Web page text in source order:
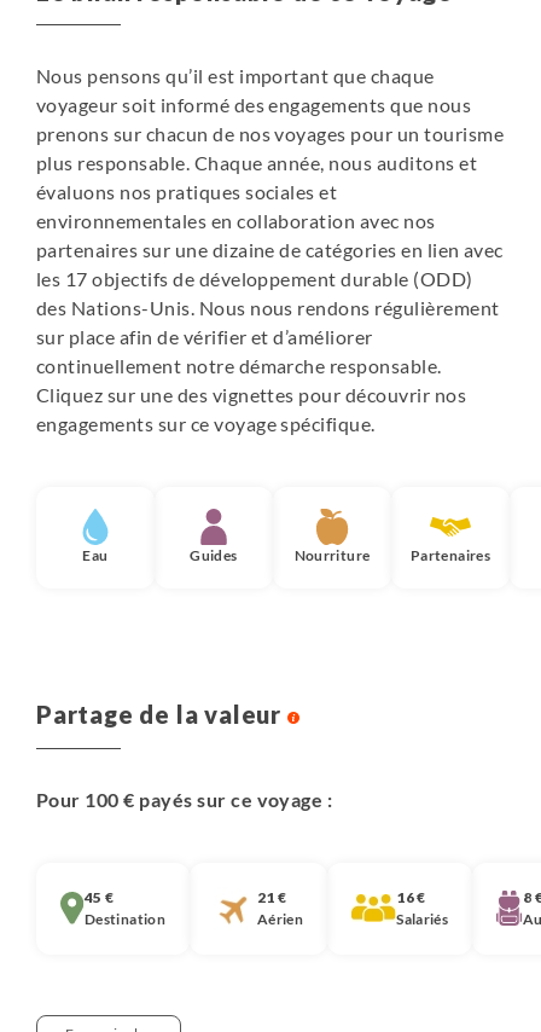
Nous pensons qu’il est important que chaque
voyageur soit informé des engagements que nous
prenons sur chacun de nos voyages pour un tourisme
plus responsable. Chaque année, nous auditons et
évaluons nos pratiques sociales et
environnementales en collaboration avec nos
partenaires sur une dizaine de catégories en lien avec
les 17 objectifs de développement durable (ODD)
des Nations-Unis. Nous nous rendons régulièrement
sur place afin de vérifier et d’améliorer
continuellement notre démarche responsable.
Cliquez sur une des vignettes pour découvrir nos
engagements sur ce voyage spécifique.
Eau Guides Nourriture Partenaires
Partage de la valeur
Pour 100 € payés sur ce voyage :
45 €
Destination
21 €
Aérien
16 €
Salariés
8